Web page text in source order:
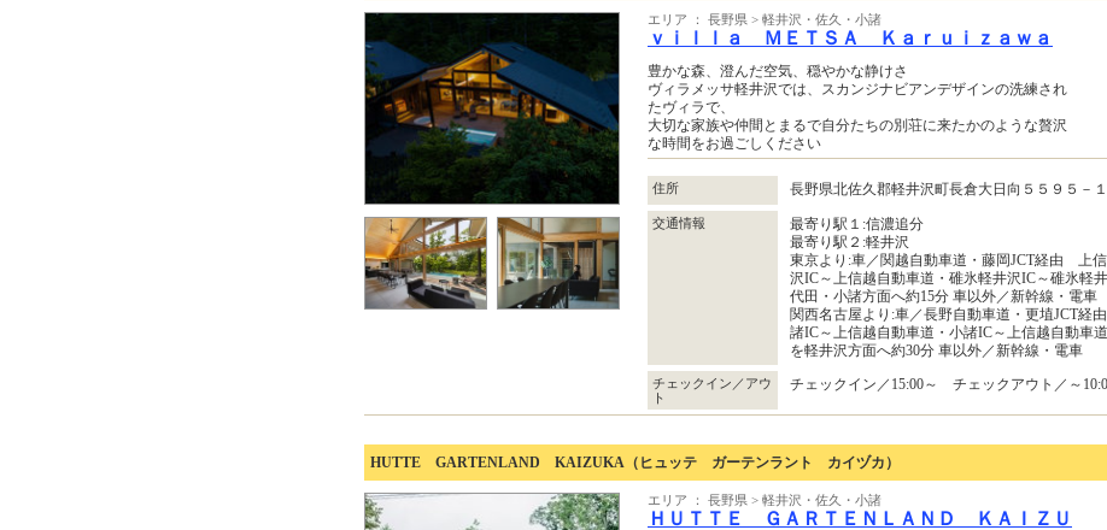
エリア ： 長野県 > 軽井沢・佐久・小諸
ｖｉｌｌａ ＭＥＴＳＡ Ｋａｒｕｉｚａｗａ
豊かな森、澄んだ空気、穏やかな静けさ
ヴィラメッサ軽井沢では、スカンジナビアンデザインの洗練され
たヴィラで、
大切な家族や仲間とまるで自分たちの別荘に来たかのような贅沢
な時間をお過ごしください
住所 長野県北佐久郡軽井沢町長倉大日向５５９５－１
交通情報
最寄り駅１:信濃追分
最寄り駅２:軽井沢
東京より:車／関越自動車道・藤岡JCT経由 上
沢IC～上信越自動車道・碓氷軽井沢IC～碓氷軽
代田・小諸方面へ約15分 車以外／新幹線・電車
関西名古屋より:車／長野自動車道・更埴JCT経
諸IC～上信越自動車道・小諸IC～上信越自動車
を軽井沢方面へ約30分 車以外／新幹線・電車
チェックイン／アウ
ト
チェックイン／15:00～ チェックアウト／～
HUTTE GARTENLAND KAIZUKA（ヒュッテ ガーテンラント カイヅカ）
エリア ： 長野県 > 軽井沢・佐久・小諸
ＨＵＴＴＥ ＧＡＲＴＥＮＬＡＮＤ ＫＡＩＺＵ